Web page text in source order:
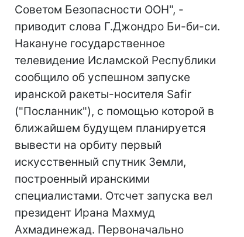
Советом Безопасности ООН", -
приводит слова Г.Джондро Би-би-си.
Накануне государственное
телевидение Исламской Республики
сообщило об успешном запуске
иранской ракеты-носителя Safir
("Посланник"), с помощью которой в
ближайшем будущем планируется
вывести на орбиту первый
искусственный спутник Земли,
построенный иранскими
специалистами. Отсчет запуска вел
президент Ирана Махмуд
Ахмадинежад. Первоначально